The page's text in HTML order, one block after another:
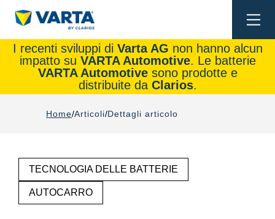
I recenti sviluppi di Varta AG non hanno alcun
impatto su VARTA Automotive. Le batterie
VARTA Automotivesono prodotte e
distribuite da Clarios.
Home Articoli Dettagli articolo
TECNOLOGIA DELLE BATTERIE
AUTOCARRO